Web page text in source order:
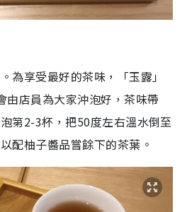
為享受最好的茶味，「玉露」
由店員為大家沖泡好，茶味帶
第2-3杯，把50度左右溫水倒至
配柚子醬品嘗餘下的茶葉。